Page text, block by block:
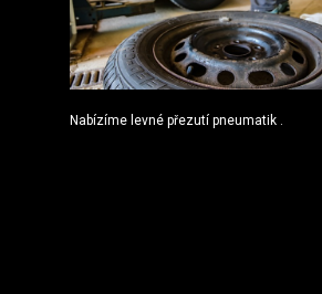
Nabízíme levné přezutí pneumatik .